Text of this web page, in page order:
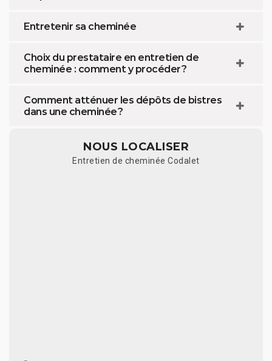
Entretenir sa cheminée
Choix du prestataire en entretien de
cheminée : comment y procéder ?
Comment atténuer les dépôts de bistres
dans une cheminée ?
NOUS LOCALISER
Entretien de cheminée Codalet